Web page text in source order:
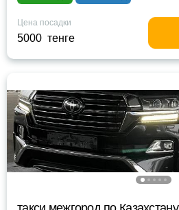
Цена посадки
5000 тенге